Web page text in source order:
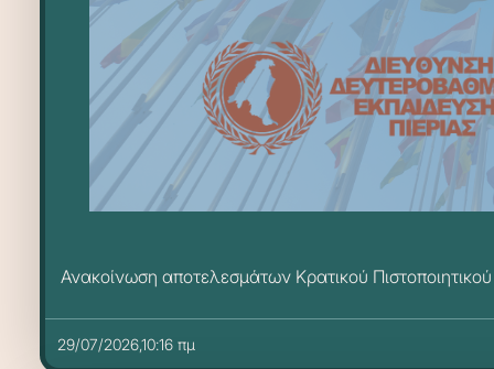
Ανακοίνωση αποτελεσμάτων Κρατικού
29/07/2026,10:16 πμ